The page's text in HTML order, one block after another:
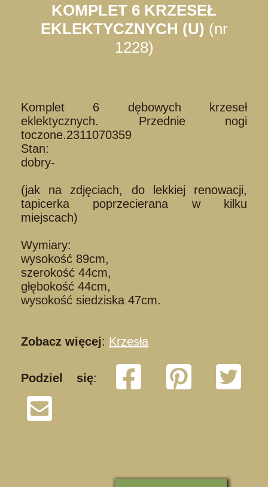
KOMPLET 6 KRZESEŁ
EKLEKTYCZNYCH (U) (nr
1228)
Komplet 6 dębowych krzeseł
eklektycznych. Przednie nogi
toczone.2311070359
Stan:
dobry-
(jak na zdjęciach, do lekkiej renowacji,
tapicerka poprzecierana w kilku
miejscach)
Wymiary:
wysokość 89cm,
szerokość 44cm,
głębokość 44cm,
wysokość siedziska 47cm.
Zobacz więcej: Krzesła
Podziel się: